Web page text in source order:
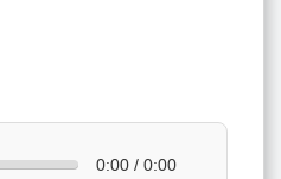
0:00 / 0:00